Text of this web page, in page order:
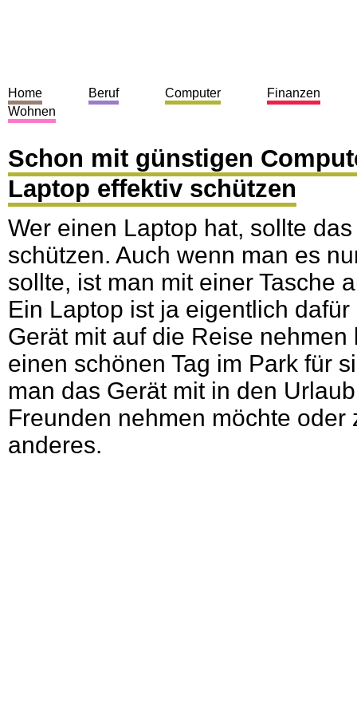
Schon mit günstigen
Laptop effektiv schützen
Wer einen Laptop hat, sollte
schützen. Auch wenn man es
sollte, ist man mit einer Tasche
Ein Laptop ist ja eigentlich
Gerät mit auf die Reise
einen schönen Tag im Park für
man das Gerät mit in den
Freunden nehmen möchte oder
anderes.
Home Beruf Computer
Finanzen
Wohnen